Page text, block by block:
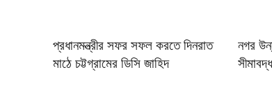
প্রধানমন্ত্রীর সফর সফল করতে দিনরাত
মাঠে চট্টগ্রামের ডিসি জাহিদ
নগর